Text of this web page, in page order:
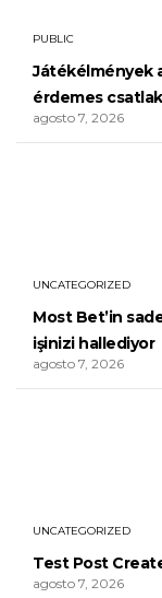
PUBLIC
Játékélmények
érdemes
agosto 7, 2026
UNCATEGORIZED
Most Bet’in
işinizi hallediyor
agosto 7, 2026
UNCATEGORIZED
Test Post
agosto 7, 2026